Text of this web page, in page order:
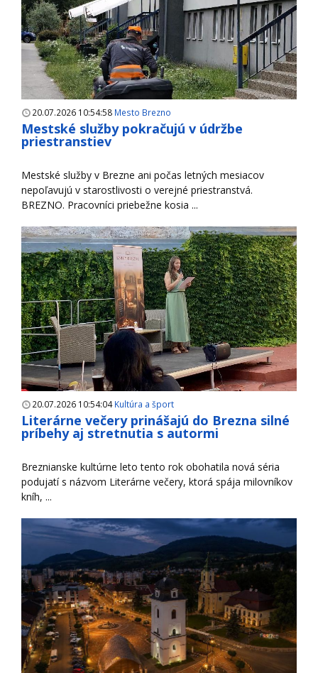
20.07.2026 10:54:58 Mesto Brezno
Mestské služby pokračujú v údržbe
priestranstiev
Mestské služby v Brezne ani počas letných mesiacov
nepoľavujú v starostlivosti o verejné priestranstvá.
BREZNO. Pracovníci priebežne kosia ...
20.07.2026 10:54:04Kultúra a šport
Literárne večery prinášajú do Brezna silné
príbehy aj stretnutia s autormi
Breznianske kultúrne leto tento rok obohatila nová séria
podujatí s názvom Literárne večery, ktorá spája milovníkov
kníh, ...